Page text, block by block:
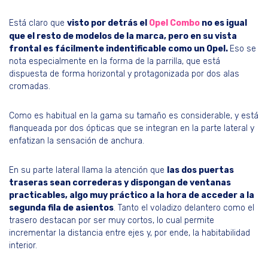
Está claro que visto por detrás el Opel Combo no es igual
que el resto de modelos de la marca, pero en su vista
frontal es fácilmente indentificable como un Opel. Eso se
nota especialmente en la forma de la parrilla, que está
dispuesta de forma horizontal y protagonizada por dos alas
cromadas.
Como es habitual en la gama su tamaño es considerable, y está
flanqueada por dos ópticas que se integran en la parte lateral y
enfatizan la sensación de anchura.
En su parte lateral llama la atención que las dos puertas
traseras sean correderas y dispongan de ventanas
practicables, algo muy práctico a la hora de acceder a la
segunda fila de asientos. Tanto el voladizo delantero como el
trasero destacan por ser muy cortos, lo cual permite
incrementar la distancia entre ejes y, por ende, la habitabilidad
interior.